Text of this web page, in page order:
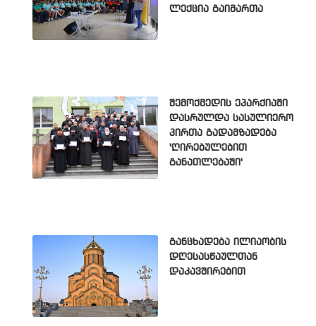
ლექცია გაიმართა
შემოქმედის ეპარქიაში
დასრულდა სასულიერო
პირთა გადამზადება
'ღირებულებით
განათლებაში'
განცხადება ილიაობის
დღესასწაულთან
დაკავშირებით